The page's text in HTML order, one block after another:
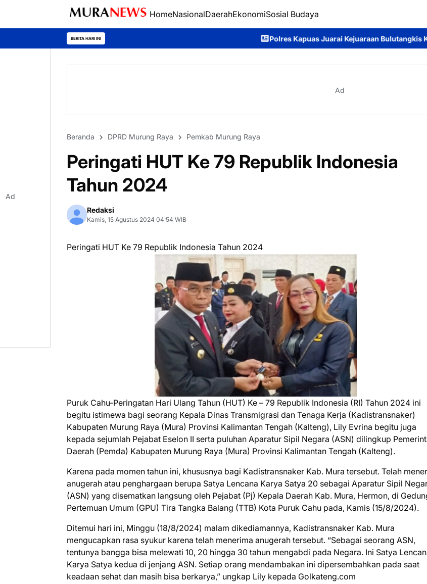
HomeNasionalDaerahEkonomiSosial Budaya
BERITA HARI INI Polres Kapuas Juarai Kejuaraan Bulutangkis Kapolda Kalteng Cup 2026:
Ad
Beranda DPRD Murung Raya Pemkab Murung Raya
Peringati HUT Ke 79 Republik Indonesia
Tahun 2024
Redaksi
Kamis, 15 Agustus 2024 04:54 WIB
Peringati HUT Ke 79 Republik Indonesia Tahun 2024
Puruk Cahu-Peringatan Hari Ulang Tahun (HUT) Ke – 79 Republik Indonesia (RI) Tahun 2024 ini
begitu istimewa bagi seorang Kepala Dinas Transmigrasi dan Tenaga Kerja (Kadistransnaker)
Kabupaten Murung Raya (Mura) Provinsi Kalimantan Tengah (Kalteng), Lily Evrina begitu juga
kepada sejumlah Pejabat Eselon II serta puluhan Aparatur Sipil Negara (ASN) dilingkup
Daerah (Pemda) Kabupaten Murung Raya (Mura) Provinsi Kalimantan Tengah (Kalteng).
Karena pada momen tahun ini, khususnya bagi Kadistransnaker Kab. Mura tersebut. Telah
anugerah atau penghargaan berupa Satya Lencana Karya Satya 20 sebagai Aparatur Sipil
(ASN) yang disematkan langsung oleh Pejabat (Pj) Kepala Daerah Kab. Mura, Hermon, di
Pertemuan Umum (GPU) Tira Tangka Balang (TTB) Kota Puruk Cahu pada, Kamis (15/8/2024).
Ditemui hari ini, Minggu (18/8/2024) malam dikediamannya, Kadistransnaker Kab. Mura
mengucapkan rasa syukur karena telah menerima anugerah tersebut. “Sebagai seorang ASN,
tentunya bangga bisa melewati 10, 20 hingga 30 tahun mengabdi pada Negara. Ini Satya
Karya Satya kedua di jenjang ASN. Setiap orang mendambakan ini dipersembahkan pada saat
keadaan sehat dan masih bisa berkarya,” ungkap Lily kepada Golkateng.com
Ad